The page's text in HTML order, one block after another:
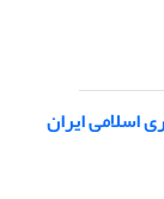
اسلامی ایران